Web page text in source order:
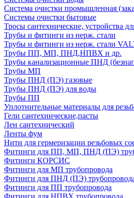
Система очистки промышленная
Системы очистки бытовые
Тросы сантехнические, устройства
Трубы и фитинги из нерж. стали
Трубы и фитинги из нерж. стали
Трубы ПП, МП, ПНД,НПВХ и др.
Трубы канализационные ПНД
Трубы МП
Трубы ПНД (ПЭ) газовые
Трубы ПНД (ПЭ) для воды
Трубы ПП
Уплотнительные материалы для
Гели сантехнические,пасты
Лен сантехнический
Ленты фум
Нити для гермеризации резьбовых
Фитинги для ПП, МП, ПНД (ПЭ)
Фитинги КОРСИС
Фитинги для МП трубопровода
Фитинги для ПНД (ПЭ)
Фитинги для ПП трубопровода
Фитинги для НПВХ трубопровода